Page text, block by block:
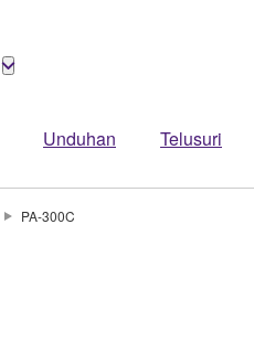
Unduhan Telusuri
PA-300C